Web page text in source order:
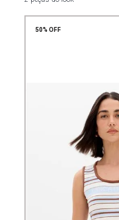
50% OFF